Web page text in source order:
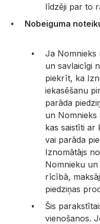
līdzēji par to
Nobeiguma
Ja Nomnieks
un savlaicīgi
piekrīt, ka
iekasēšanu
parāda
un Nomnieks
kas saistīti ar
vai parāda
Iznomātājs
Nomnieku
rīcībā,
piedziņas
Šis
vienošanos.